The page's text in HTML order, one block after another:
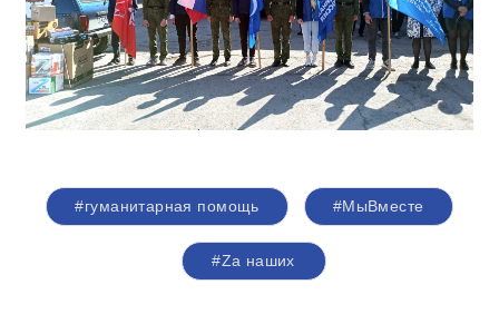
#гуманитарная помощь #МыВместе
#Zа наших